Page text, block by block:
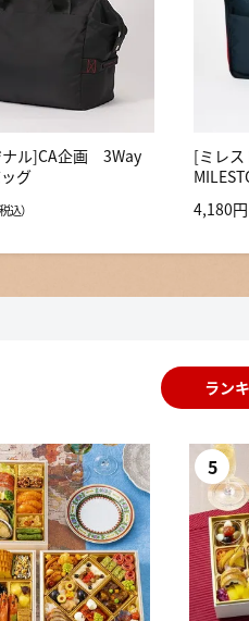
ナル]CA企画 3Way
グ
税込）
[ミレ
4,180円
5
ラン